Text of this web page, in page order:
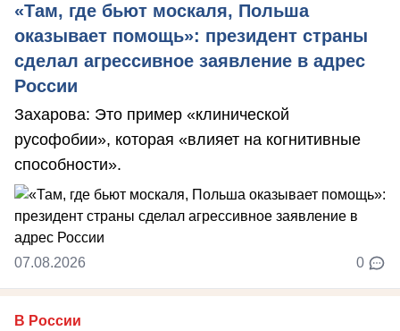
«Там, где бьют москаля, Польша
оказывает помощь»: президент страны
сделал агрессивное заявление в адрес
России
Захарова: Это пример «клинической
русофобии», которая «влияет на когнитивные
способности».
07.08.2026 0
В России